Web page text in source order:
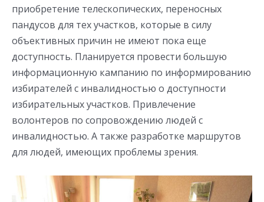
приобретение телескопических, переносных
пандусов для тех участков, которые в силу
объективных причин не имеют пока еще
доступность. Планируется провести большую
информационную кампанию по информированию
избирателей с инвалидностью о доступности
избирательных участков. Привлечение
волонтеров по сопровождению людей с
инвалидностью. А также разработке маршрутов
для людей, имеющих проблемы зрения.